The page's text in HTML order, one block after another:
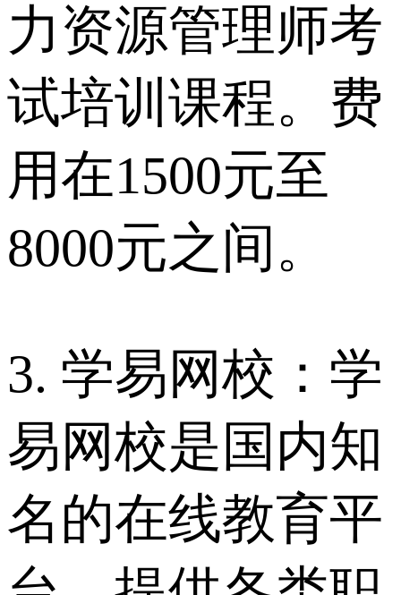
力资源管理师考
试培训课程。费
用在1500元至
8000元之间。
3. 学易网校：学
易网校是国内知
名的在线教育平